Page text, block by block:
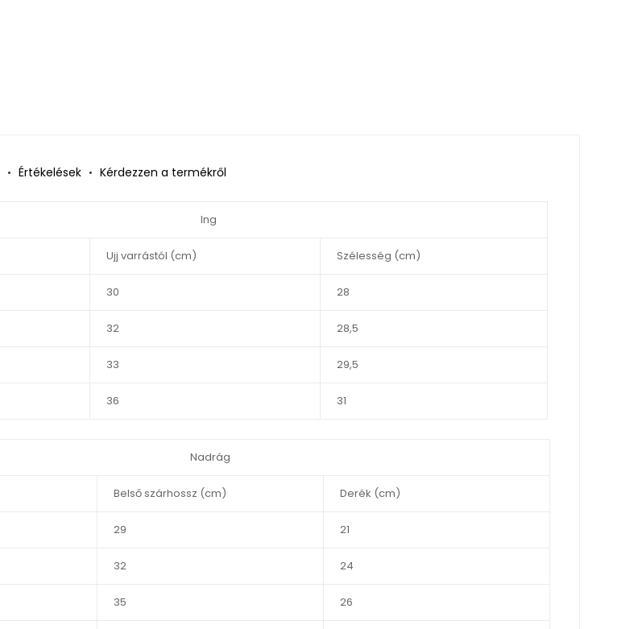
Értékelések Kérdezzen a termékről
Ing
Ujj varrástól (cm) Szélesség (cm)
30 28
32 28,5
33 29,5
36 31
Nadrág
Belső szárhossz (cm) Derék (cm)
29 21
32 24
35 26